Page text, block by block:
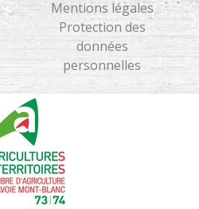
Mentions légales
Protection des
données
personnelles